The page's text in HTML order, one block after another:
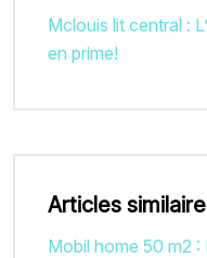
Mclouis lit central :
en prime!
Articles
Mobil home 50 m2 :